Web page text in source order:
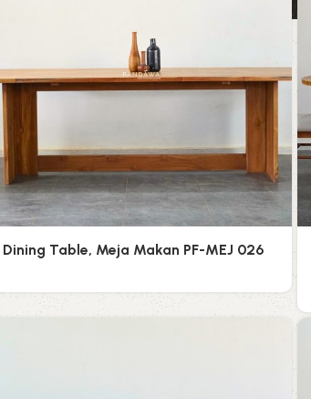
Dining Table, Meja Makan PF-MEJ 026